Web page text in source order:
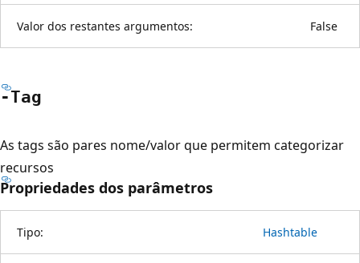
Valor dos restantes argumentos: False
-Tag
As tags são pares nome/valor que permitem categorizar
recursos
Propriedades dos parâmetros
Tipo: Hashtable